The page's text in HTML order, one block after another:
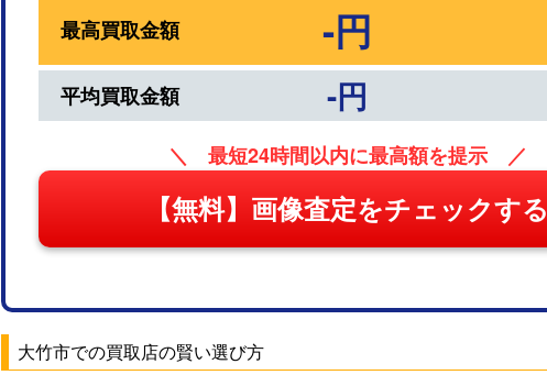
最高買取金額 -円
平均買取金額 -円
＼ 最短24時間以内に最高額を提示 ／
【無料】画像査定をチェックする
大竹市での買取店の賢い選び方